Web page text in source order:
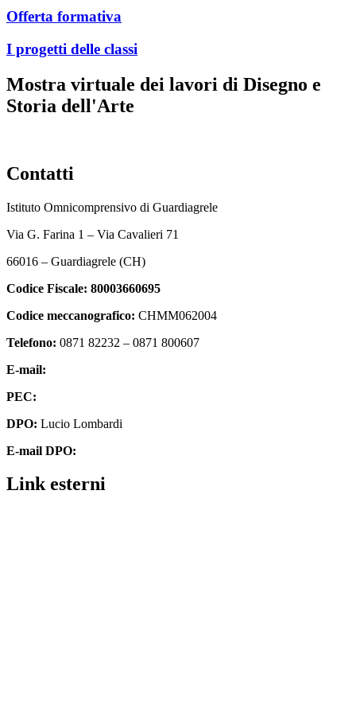
Offerta formativa
I progetti delle classi
Mostra virtuale dei lavori di Disegno e
Storia dell'Arte
Contatti
Istituto Omnicomprensivo di Guardiagrele
Via G. Farina 1 – Via Cavalieri 71
66016 – Guardiagrele (CH)
Codice Fiscale: 80003660695
Codice meccanografico: CHMM062004
Telefono: 0871 82232 – 0871 800607
E-mail:
PEC:
DPO: Lucio Lombardi
E-mail DPO:
Link esterni